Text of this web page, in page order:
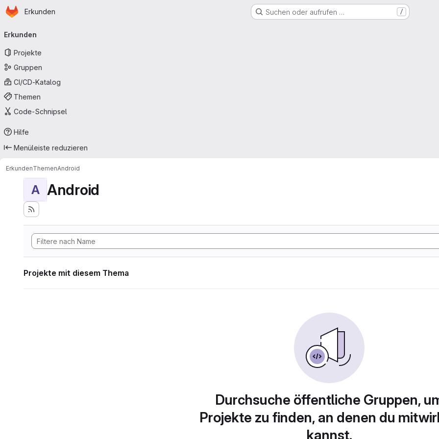
Zum Hauptinhalt springen
StartseiteErkunden Suchen oder aufrufen … /
Erkunden
Projekte
Gruppen
CI/CD-Katalog
Themen
Code-Schnipsel
Hilfe
Menüleiste reduzieren
ErkundenThemenAndroid
A Android
Projekte mit diesem Thema
Durchsuche öffentliche Gruppen,
Projekte zu finden, an denen du
kannst.